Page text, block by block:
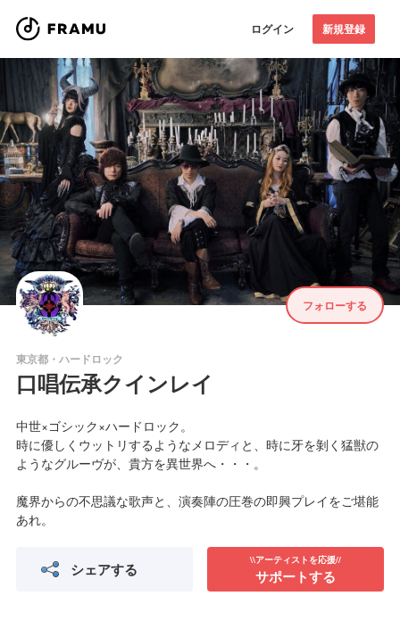
ログイン 新規登録
フォローする
東京都・ハードロック
口唱伝承クインレイ
中世×ゴシック×ハードロック。
時に優しくウットリするようなメロディと、時に牙を剝く猛獣の
ようなグルーヴが、貴方を異世界へ・・・。
魔界からの不思議な歌声と、演奏陣の圧巻の即興プレイをご堪能
あれ。
シェアする \\アーティストを応援//
サポートする